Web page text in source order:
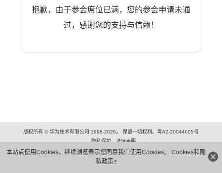
本站点使用Cookies，继续浏览表示您同意我们使用Cookies。 Cookies和隐
私政策>
抱歉，由于参会席位已满，您的参会申请未通
过，感谢您的支持与信赖！
版权所有 © 华为技术有限公司 1998-2026。 保留一切权利。粤A2-20044005号
隐私保护
法律声明